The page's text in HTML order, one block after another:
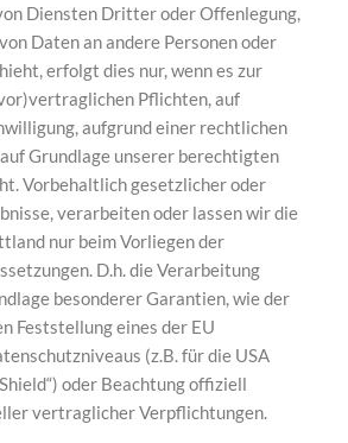
Diensten Dritter oder Offenlegung,
Daten an andere Personen oder
erfolgt dies nur, wenn es zur
Pflichten, auf
aufgrund einer rechtlichen
Grundlage unserer berechtigten
Vorbehaltlich gesetzlicher oder
verarbeiten oder lassen wir die
nur beim Vorliegen der
D.h. die Verarbeitung
besonderer Garantien, wie der
Feststellung eines der EU
(z.B. für die USA
oder Beachtung offiziell
vertraglicher Verpflichtungen.